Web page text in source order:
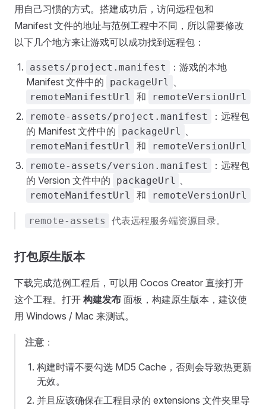
用自己习惯的方式。搭建成功后，访问远程包和
Manifest 文件的地址与范例工程中不同，所以需要修改
以下几个地方来让游戏可以成功找到远程包：
assets/project.manifest
：游戏的本地
Manifest 文件中的
packageUrl 、
remoteManifestUrl 和
remoteVersionUrl
remote-assets/project.manifest
：远程包
的 Manifest 文件中的
packageUrl 、
remoteManifestUrl 和
remoteVersionUrl
remote-assets/version.manifest
：远程包
的 Version 文件中的
packageUrl 、
remoteManifestUrl 和 remoteVersionUrl
remote-assets 代表远程服务端资源目录。
打包原生版本
下载完成范例工程后，可以用 Cocos Creator 直接打开
这个工程。打开 构建发布 面板，构建原生版本，建议使
用 Windows / Mac 来测试。
注意 ：
构建时请不要勾选 MD5 Cache，否则会导致热更新
无效。
并且应该确保在工程目录的 extensions 文件夹里导